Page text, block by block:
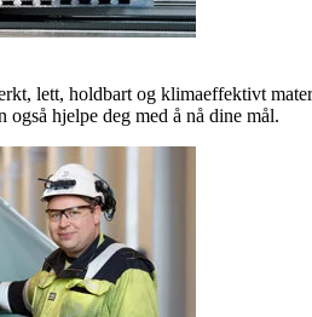
lett, holdbart og klimaeffektivt
hjelpe deg med å nå dine mål.